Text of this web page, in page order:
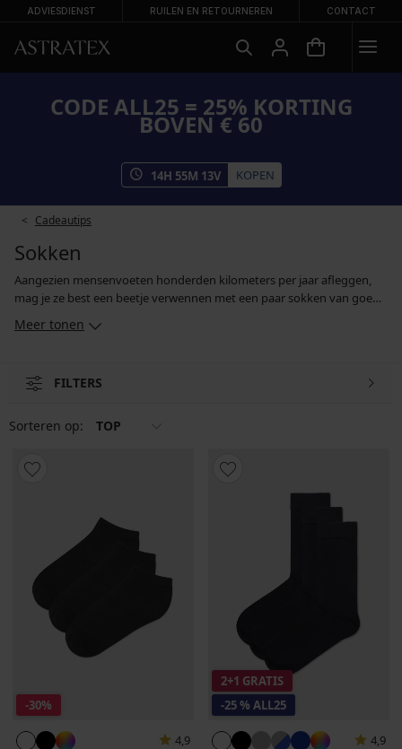
ADVIESDIENST RUILEN EN RETOURNEREN CONTACT
CODE ALL25 = 25% KORTING
BOVEN € 60
14H 55M 13V KOPEN
Cadeautips
Sokken
Aangezien mensenvoeten honderden kilometers per jaar afleggen,
mag je ze best een beetje verwennen met een paar sokken van goede
gelegenheden - formele sokken voor je werk en voor formele
voordelige sets. En als je door je sokken opgevrolijkt wil worden, kies
Meer tonen
FILTERS
Sorteren op: TOP
-30%
4,9
2+1 GRATIS
-25 % ALL25
4,9